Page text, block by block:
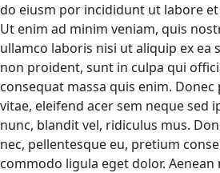
do eiusm por incididunt ut labore
Ut enim ad minim veniam, quis
ullamco laboris nisi ut aliquip ex ea
non proident, sunt in culpa qui
consequat massa quis enim.
vitae, eleifend acer sem neque sed
nunc, blandit vel, ridiculus mus.
nec, pellentesque eu, pretium
commodo ligula eget dolor. Aenean